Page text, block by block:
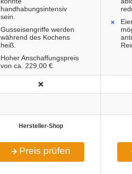
handhabungsintensiv
sein.
Gusseisengriffe werden
während des Kochens
heiß.
Hoher Anschaffungspreis
von ca. 229,00 €.
Hersteller-Shop
Preis prüfen